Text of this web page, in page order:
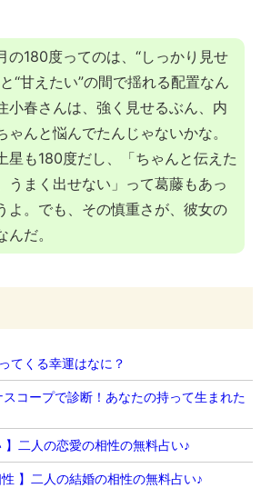
の180度ってのは、“しっかり見せ
“甘えたい”の間で揺れる配置なん
小春さんは、強く見せるぶん、内
ゃんと悩んでたんじゃないかな。
星も180度だし、「ちゃんと伝えた
うまく出せない」って葛藤もあっ
よ。でも、その慎重さが、彼女の
んだ。
てくる幸運はなに？
スコープで診断！あなたの持って生まれた
】二人の恋愛の相性の無料占い♪
】二人の結婚の相性の無料占い♪